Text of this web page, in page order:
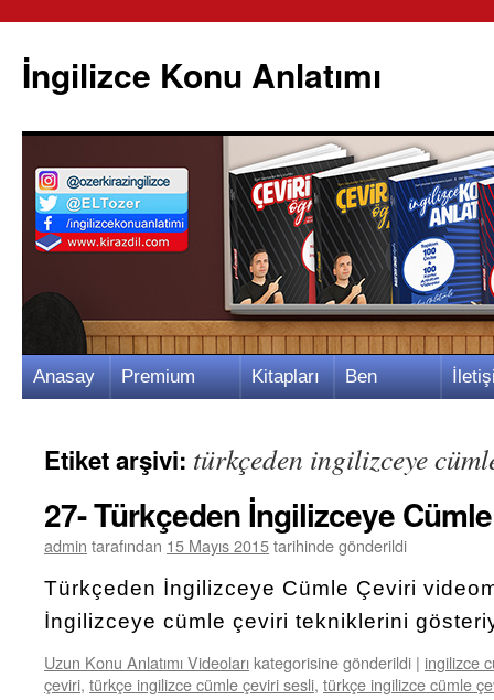
İngilizce Konu Anlatımı
İçeriğe
Anasay Premium Kitapları Ben
Etiket arşivi: türkçeden ingilizceye
27- Türkçeden İngilizceye
admin tarafından 15 Mayıs 2015tarihinde gönderildi
Türkçeden İngilizceye Cümle Çeviri
İngilizceye cümle çeviri tekniklerini
Uzun Konu Anlatımı Videoları kategorisine gönderildi | ingilizce
çeviri, türkçe ingilizce cümle çeviri sesli, türkçe ingilizce cümle